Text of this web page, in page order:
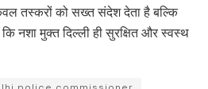
तस्करों को सख्त संदेश देता है बल्कि
नशा मुक्त दिल्ली ही सुरक्षित और स्वस्थ